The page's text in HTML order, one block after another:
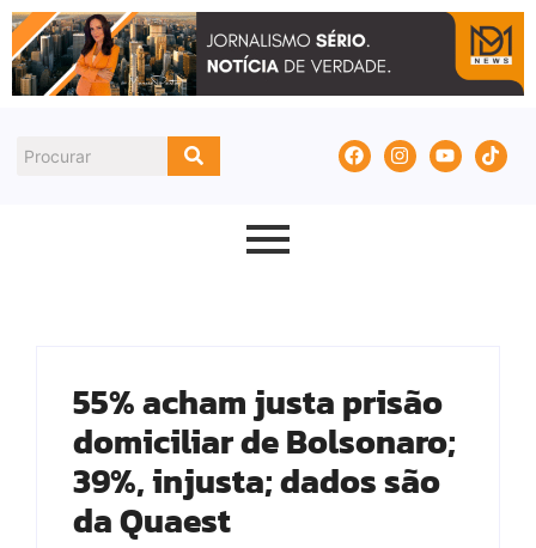
55% acham justa prisão
domiciliar de Bolsonaro;
39%, injusta; dados são
da Quaest